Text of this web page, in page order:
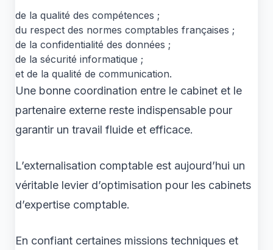
de la qualité des compétences ;
du respect des normes comptables françaises ;
de la confidentialité des données ;
de la sécurité informatique ;
et de la qualité de communication.
Une bonne coordination entre le cabinet et le
partenaire externe reste indispensable pour
garantir un travail fluide et efficace.
L’externalisation comptable est aujourd’hui un
véritable levier d’optimisation pour les cabinets
d’expertise comptable.
En confiant certaines missions techniques et